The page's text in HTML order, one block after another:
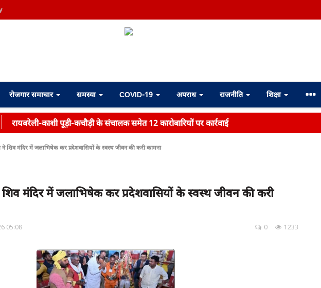
रोजगार समाचार समस्या COVID-19 अपराध राजनीति शिक्षा
रायबरेली-काशी पूड़ी-कचौड़ी के संचालक समेत 12 कारोबारियों पर कार्रवाई
ने शिव मंदिर में जलाभिषेक कर प्रदेशवासियों के स्वस्थ जीवन की करी कामना
शिव मंदिर में जलाभिषेक कर प्रदेशवासियों के स्वस्थ जीवन की करी
05:08 1233
0